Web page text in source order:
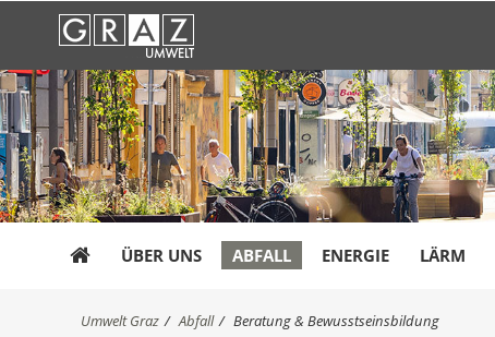
ÜBER UNS ABFALL ENERGIE LÄRM
S
Umwelt Graz Abfall Beratung & Bewusstseinsbildung